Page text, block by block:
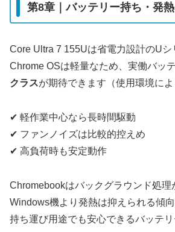
第8章｜バッテリー持ち・発
Core Ultra 7 155Uは省電力設計のUシ
Chrome OSは軽量なため、実働バッ
クラスが期待できます（使用環境によ
✔ 軽作業中心なら長時間駆動
✔ ファンノイズは比較的控えめ
✔ 高負荷時も安定動作
Chromebookはバックグラウンド処理
Windows機より発熱は抑えられる傾向
持ち運び用途でも安心できるバッテリ